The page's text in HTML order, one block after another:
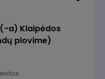
a) Klaipėdos
plovime)